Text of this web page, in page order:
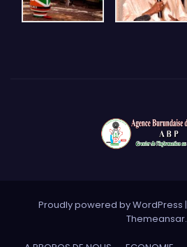
Proudly powered by WordPress |
Themeansar.